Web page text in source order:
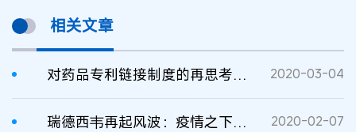
相关文章
对药品专利链接制度的再思考——由“‘瑞德西韦’被仿制，今日开始生产”谈起 2020-03-04
瑞德西韦再起风波：疫情之下的专利之役？ 2020-02-07